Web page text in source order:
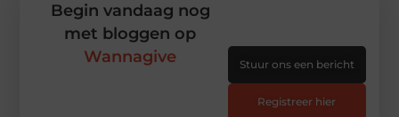
Begin vandaag nog
met bloggen op
Wannagive
Stuur ons een bericht
Registreer hier